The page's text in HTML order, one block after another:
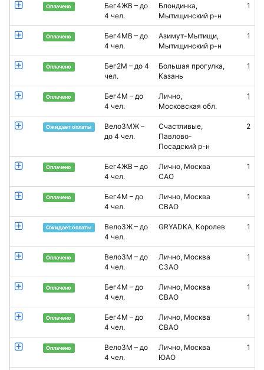
Оплачено
Бег4ЖВ – до
4 чел.
Блондинка,
Мытищинский р-н
1
Оплачено
Бег4МВ – до
4 чел.
Азимут-Мытищи,
Мытищинский р-н
1
Оплачено
Бег2М – до 4
чел.
Большая прогулка,
Казань
1
Оплачено
Бег4М – до
4 чел.
Лично,
Московская обл.
1
Ожидает оплаты
Вело3МЖ –
до 4 чел.
Счастливые,
Павлово-
Посадский р-н
2
Оплачено
Бег4ЖВ – до
4 чел.
Лично, Москва
САО
1
Оплачено
Бег4М – до
4 чел.
Лично, Москва
СВАО
1
Ожидает оплаты
Вело3Ж – до
4 чел.
GRYADKA, Королев 1
Оплачено
Вело3М – до
4 чел.
Лично, Москва
СЗАО
1
Оплачено
Бег4М – до
4 чел.
Лично, Москва
СВАО
1
Оплачено
Бег4М – до
4 чел.
Лично, Москва
СВАО
1
Оплачено
Вело3М – до
4 чел.
Лично, Москва
ЮАО
1